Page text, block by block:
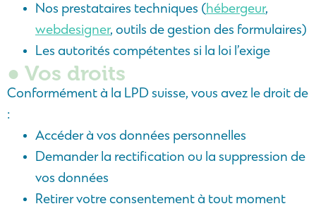
Nos prestataires techniques (hébergeur,
webdesigner, outils de gestion des formulaires)
Les autorités compétentes si la loi l’exige
● Vos droits
Conformément à la LPD suisse, vous avez le droit de
:
Accéder à vos données personnelles
Demander la rectification ou la suppression de
vos données
Retirer votre consentement à tout moment